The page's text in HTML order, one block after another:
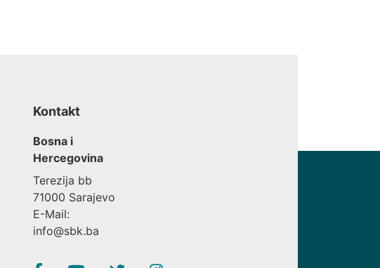
Kontakt
Bosna i
Hercegovina
Terezija bb
71000 Sarajevo
E-Mail:
info@sbk.ba